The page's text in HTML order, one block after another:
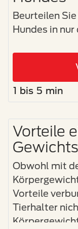
Beurteilen
Hundes in
1 bis 5 min
Vorteile
Gewichts
Obwohl mit
Vorteile
Tierhalter